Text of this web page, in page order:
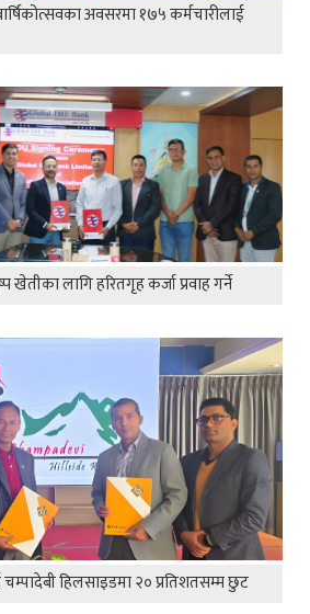
अवसरमा १७५ कर्मचारीलाई
लागि हरितगृह कर्जा प्रवाह गर्ने
चम्पादेबी हिलसाइडमा २० प्रतिशतसम्म छुट